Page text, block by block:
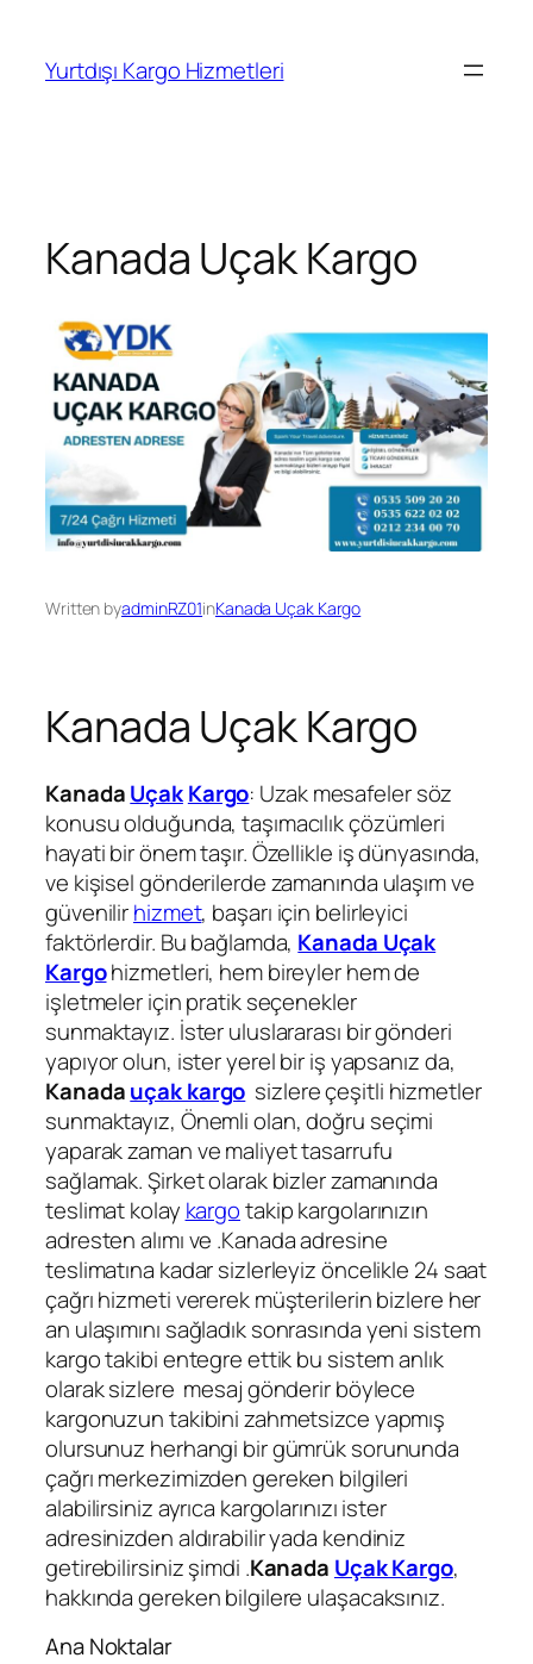
Yurtdışı Kargo Hizmetleri
Kanada Uçak Kargo
Written byadminRZ01inKanada Uçak Kargo
Kanada Uçak Kargo
KanadaUçakKargo: Uzak mesafeler söz
konusu olduğunda, taşımacılık çözümleri
hayati bir önem taşır. Özellikle iş dünyasında,
ve kişisel gönderilerde zamanında ulaşım ve
güvenilirhizmet, başarı için belirleyici
faktörlerdir. Bu bağlamda, Kanada Uçak
Kargohizmetleri, hem bireyler hem de
işletmeler için pratik seçenekler
sunmaktayız. İster uluslararası bir gönderi
yapıyor olun, ister yerel bir iş yapsanız da,
Kanadauçak kargo sizlere çeşitli hizmetler
sunmaktayız, Önemli olan, doğru seçimi
yaparak zaman ve maliyet tasarrufu
sağlamak. Şirket olarak bizler zamanında
teslimat kolay kargotakip kargolarınızın
adresten alımı ve .Kanada adresine
teslimatına kadar sizlerleyiz öncelikle 24 saat
çağrı hizmeti vererek müşterilerin bizlere her
an ulaşımını sağladık sonrasında yeni sistem
kargo takibi entegre ettik bu sistem anlık
olarak sizlere mesaj gönderir böylece
kargonuzun takibini zahmetsizce yapmış
olursunuz herhangi bir gümrük sorununda
çağrı merkezimizden gereken bilgileri
alabilirsiniz ayrıca kargolarınızı ister
adresinizden aldırabilir yada kendiniz
getirebilirsiniz şimdi .Kanada Uçak Kargo,
hakkında gereken bilgilere ulaşacaksınız.
Ana Noktalar